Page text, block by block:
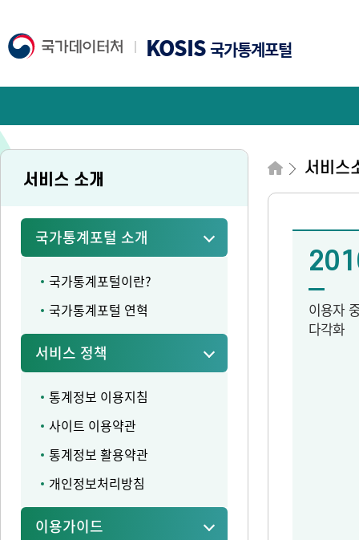
KOSIS국가통계포털
서비스 소개
국가통계포털 소개
국가통계포털이란?
국가통계포털 연혁
서비스 정책
통계정보 이용지침
사이트 이용약관
통계정보 활용약관
개인정보처리방침
이용가이드
서비스
이용자
다각화